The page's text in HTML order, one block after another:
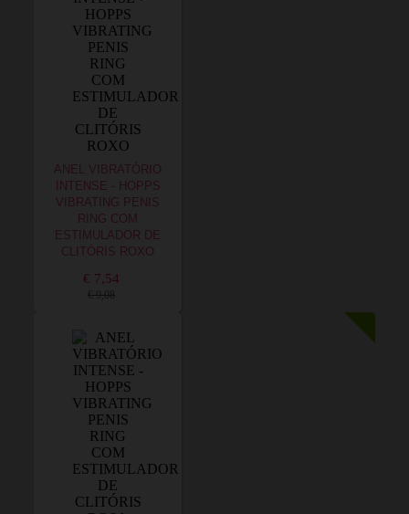
ANEL VIBRATÓRIO
INTENSE - HOPPS
VIBRATING PENIS
RING COM
ESTIMULADOR DE
CLITÓRIS ROXO
€ 7,54
€ 9,08